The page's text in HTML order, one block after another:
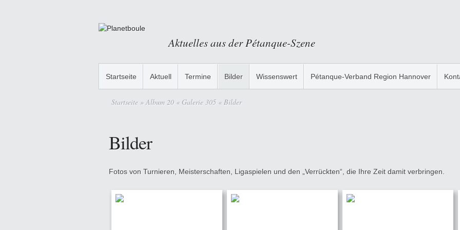
Aktuelles aus der Pétanque-Szene
Startseite Aktuell Termine Bilder Wissenswert Pétanque-Verband Region Hannover
Startseite » Album 20 « Galerie 305 « Bilder
Bilder
Fotos von Turnieren, Meisterschaften, Ligaspielen und den „Verrückten“, die Ihre Zeit damit verbringen.